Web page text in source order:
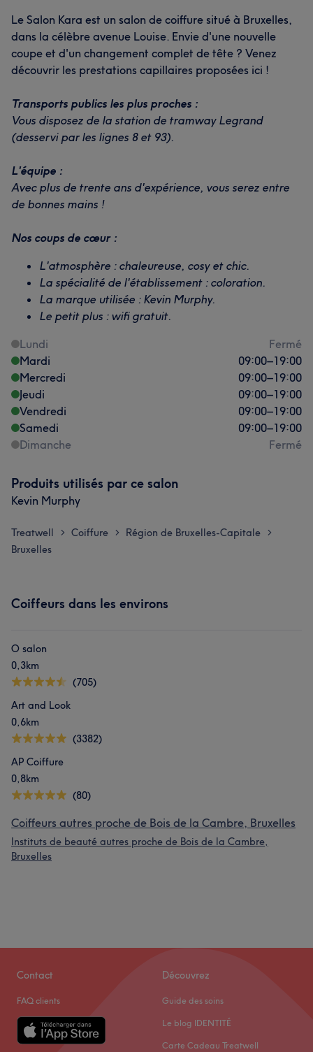
Le Salon Kara est un salon de coiffure situé à Bruxelles,
dans la célèbre avenue Louise. Envie d'une nouvelle
coupe et d'un changement complet de tête ? Venez
découvrir les prestations capillaires proposées ici !
Transports publics les plus proches :
Vous disposez de la station de tramway Legrand
(desservi par les lignes 8 et 93).
L'équipe :
Avec plus de trente ans d'expérience, vous serez entre
de bonnes mains !
Nos coups de cœur :
L'atmosphère : chaleureuse, cosy et chic.
La spécialité de l'établissement : coloration.
La marque utilisée : Kevin Murphy.
Le petit plus : wifi gratuit.
Lundi
Fermé
Mardi
09:00–19:00
Mercredi
09:00–19:00
Jeudi
09:00–19:00
Vendredi
09:00–19:00
Samedi
09:00–19:00
Dimanche
Fermé
Produits utilisés par ce salon
Kevin Murphy
Treatwell > Coiffure > Région de Bruxelles-Capitale >
Bruxelles
Coiffeurs dans les environs
O salon
0,3km
(705)
Art and Look
0,6km
(3382)
AP Coiffure
0,8km
(80)
Coiffeurs autres proche de Bois de la Cambre, Bruxelles
Instituts de beauté autres proche de Bois de la Cambre,
Bruxelles
Contact
FAQ clients
Découvrez
Guide des soins
Le blog IDENTITÉ
Carte Cadeau Treatwell